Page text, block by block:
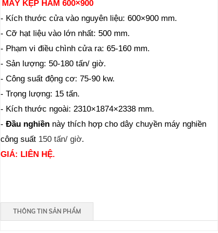
MÁY KẸP HÀM 600×900
- Kích thước cửa vào nguyên liệu: 600×900 mm.
- Cỡ hạt liệu vào lớn nhất: 500 mm.
- Phạm vi điều chình cửa ra: 65-160 mm.
- Sản lượng: 50-180 tấn/ giờ.
- Công suất động cơ: 75-90 kw.
- Trọng lượng: 15 tấn.
- Kích thước ngoài: 2310×1874×2338 mm.
- Đầu nghiền này thích hợp cho dây chuyền máy nghiền
công suất 150 tấn/ giờ.
GIÁ: LIÊN HỆ.
THÔNG TIN SẢN PHẨM